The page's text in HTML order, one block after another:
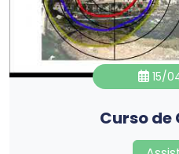
15/
Curso de